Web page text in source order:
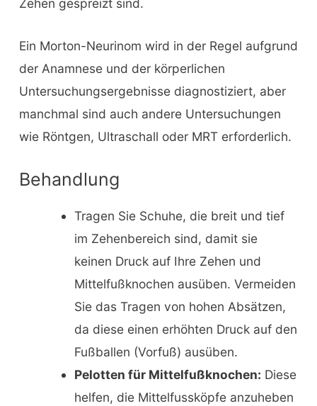
Zehen gespreizt sind.
Ein Morton-Neurinom wird in der Regel aufgrund
der Anamnese und der körperlichen
Untersuchungsergebnisse diagnostiziert, aber
manchmal sind auch andere Untersuchungen
wie Röntgen, Ultraschall oder MRT erforderlich.
Behandlung
Tragen Sie Schuhe, die breit und tief
im Zehenbereich sind, damit sie
keinen Druck auf Ihre Zehen und
Mittelfußknochen ausüben. Vermeiden
Sie das Tragen von hohen Absätzen,
da diese einen erhöhten Druck auf den
Fußballen (Vorfuß) ausüben.
Pelotten für Mittelfußknochen: Diese
helfen, die Mittelfussköpfe anzuheben